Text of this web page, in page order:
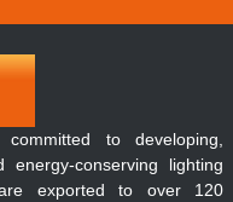
to developing,
conserving lighting
exported to over 120